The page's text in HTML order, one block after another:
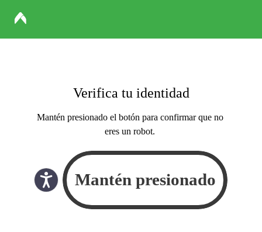
Verifica tu identidad
Mantén presionado el botón para confirmar que no
eres un robot.